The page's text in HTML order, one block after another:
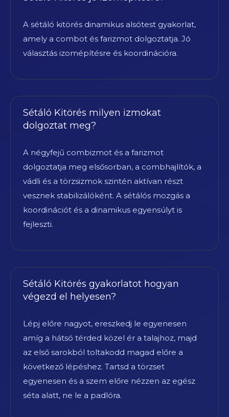
A sétáló kitörés dinamikus alsótest gyakorlat,
amely a combot és farizmot dolgoztatja. Jó
választás izomépítésre és koordinációra.
Sétáló Kitörés milyen izmokat
dolgoztat meg?
A négyfejű combizmot és a farizmot
dolgoztatja meg elsősorban, a combhajlítók, a
vádli és a törzsizmok szintén aktívan részt
vesznek stabilizálóként. A sétálós mozgás a
koordinációt és a dinamikus egyensúlyt is
fejleszti.
Sétáló Kitörés gyakorlatot hogyan
végezd el helyesen?
Lépj előre nagyot, ereszkedj le egyenesen
amíg a hátsó térded közel ér a talajhoz, majd
az első sarokból toltakodd magad előre a
következő lépéshez. Tartsd a törzset
egyenesen és a szem előre nézzen az egész
séta alatt, ne le a padlóra.